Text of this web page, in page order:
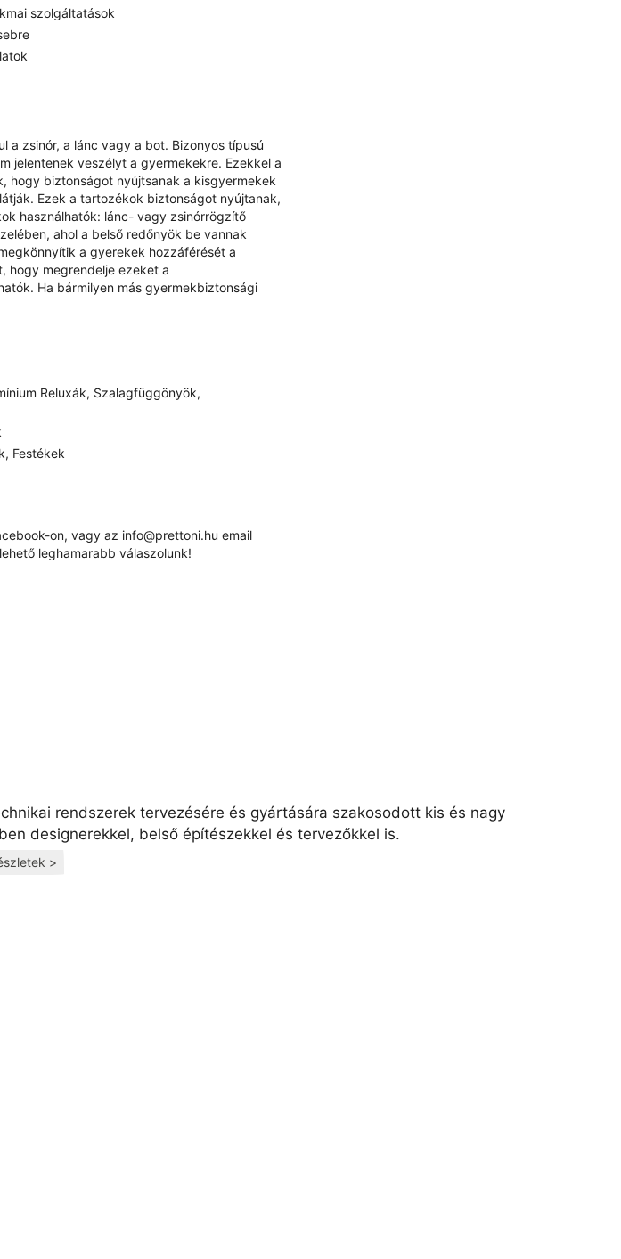
szolgáltatások
zsinór, a lánc vagy a bot. Bizonyos típusú
jelentenek veszélyt a gyermekekre. Ezekkel a
hogy biztonságot nyújtsanak a kisgyermekek
Ezek a tartozékok biztonságot nyújtanak,
használhatók: lánc- vagy zsinórrögzítő
ahol a belső redőnyök be vannak
a gyerekek hozzáférését a
hogy megrendelje ezeket a
Ha bármilyen más gyermekbiztonsági
Reluxák, Szalagfüggönyök,
Festékek
-on, vagy az info@prettoni.hu email
leghamarabb válaszolunk!
rendszerek tervezésére és gyártására szakosodott kis és nagy
designerekkel, belső építészekkel és tervezőkkel is.
>